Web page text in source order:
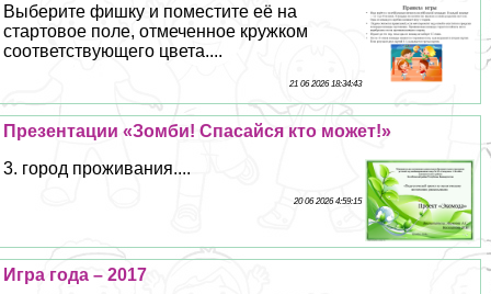
Выберите фишку и поместите её на
стартовое поле, отмеченное кружком
соответствующего цвета....
21 06 2026 18:34:43
Презентации «Зомби! Спасайся кто может!»
3. город проживания....
20 06 2026 4:59:15
Игра года – 2017